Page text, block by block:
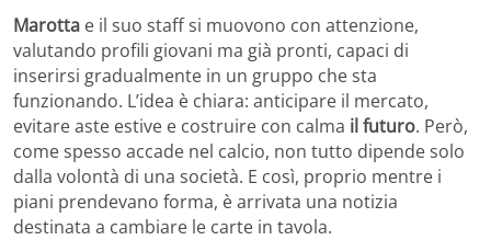
Marotta e il suo staff si muovono con attenzione,
valutando profili giovani ma già pronti, capaci di
inserirsi gradualmente in un gruppo che sta
funzionando. L’idea è chiara: anticipare il mercato,
evitare aste estive e costruire con calma il futuro. Però,
come spesso accade nel calcio, non tutto dipende solo
dalla volontà di una società. E così, proprio mentre i
piani prendevano forma, è arrivata una notizia
destinata a cambiare le carte in tavola.